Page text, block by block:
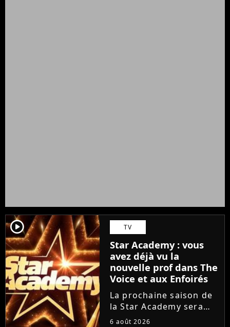
player2 TV
Star Academy : vous
avez déjà vu la
nouvelle prof dans The
Voice et aux Enfoirés
La prochaine saison de
la Star Academy sera
incarnée par une
6 août 2026